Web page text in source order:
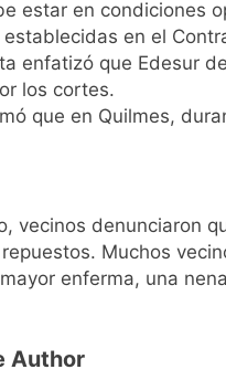
2 Días Atrás
Masiva
2 Días Atrás
La
estar en condiciones
en el
enfatizó que Edesur
los cortes.
que en Quilmes,
vecinos denunciaron
Muchos
enferma, una
Author